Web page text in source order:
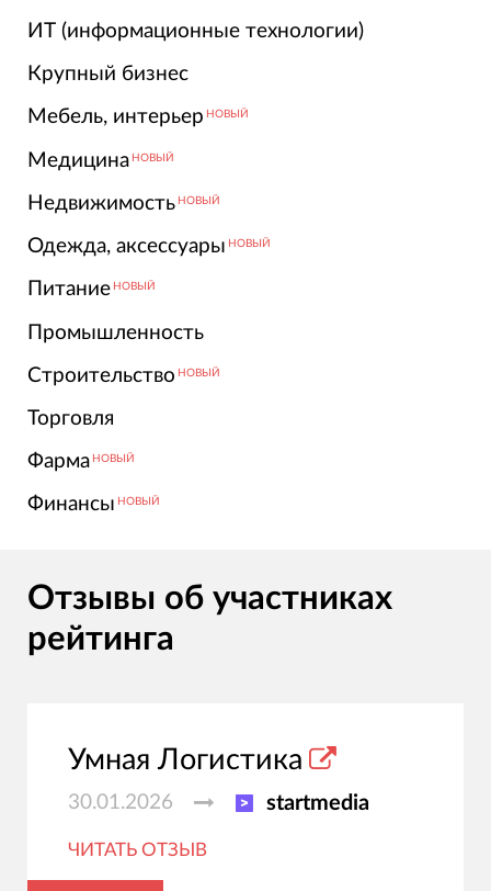
ИТ (информационные технологии)
Крупный бизнес
Мебель, интерьер НОВЫЙ
Медицина НОВЫЙ
Недвижимость НОВЫЙ
Одежда, аксессуары НОВЫЙ
Питание НОВЫЙ
Промышленность
Строительство НОВЫЙ
Торговля
Фарма НОВЫЙ
Финансы НОВЫЙ
Отзывы об участниках
рейтинга
Умная Логистика
30.01.2026 startmedia
ЧИТАТЬ ОТЗЫВ